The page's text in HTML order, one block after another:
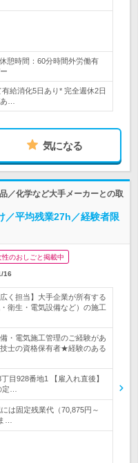
憩時間：60分時間外労働有
給消化5日あり* 完全週休2日
…
気になる
／化学など大手メーカーとの取
／平均残業27h／経験者限
性のおしごと掲載中
16
く担当】大手企業が所有する
衛生・電気設備など）の施工
・電気施工管理のご経験があ
士の資格保有者★経験のある
目928番地1 【雇入れ直後】
定…
は固定残業代（70,875円～
…